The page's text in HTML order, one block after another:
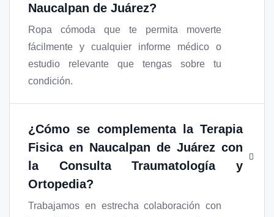
Naucalpan de Juárez?
Ropa cómoda que te permita moverte
fácilmente y cualquier informe médico o
estudio relevante que tengas sobre tu
condición.
¿Cómo se complementa la Terapia
Fisica en Naucalpan de Juárez con
la Consulta Traumatología y
Ortopedia?
Trabajamos en estrecha colaboración con